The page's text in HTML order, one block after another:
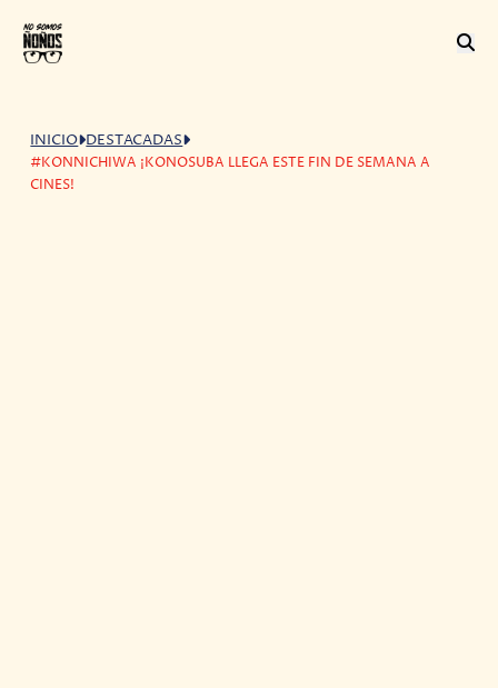
INICIO DESTACADAS
#KONNICHIWA ¡KONOSUBA LLEGA ESTE FIN DE SEMANA A
CINES!